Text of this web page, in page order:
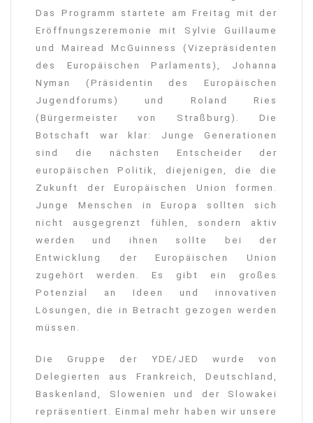
Das Programm startete am Freitag mit der
Eröffnungszeremonie mit Sylvie Guillaume
und Mairead McGuinness (Vizepräsidenten
des Europäischen Parlaments), Johanna
Nyman (Präsidentin des Europäischen
Jugendforums) und Roland Ries
(Bürgermeister von Straßburg). Die
Botschaft war klar: Junge Generationen
sind die nächsten Entscheider der
europäischen Politik, diejenigen, die die
Zukunft der Europäischen Union formen.
Junge Menschen in Europa sollten sich
nicht ausgegrenzt fühlen, sondern aktiv
werden und ihnen sollte bei der
Entwicklung der Europäischen Union
zugehört werden. Es gibt ein großes
Potenzial an Ideen und innovativen
Lösungen, die in Betracht gezogen werden
müssen.
Die Gruppe der YDE/JED wurde von
Delegierten aus Frankreich, Deutschland,
Baskenland, Slowenien und der Slowakei
repräsentiert. Einmal mehr haben wir unsere